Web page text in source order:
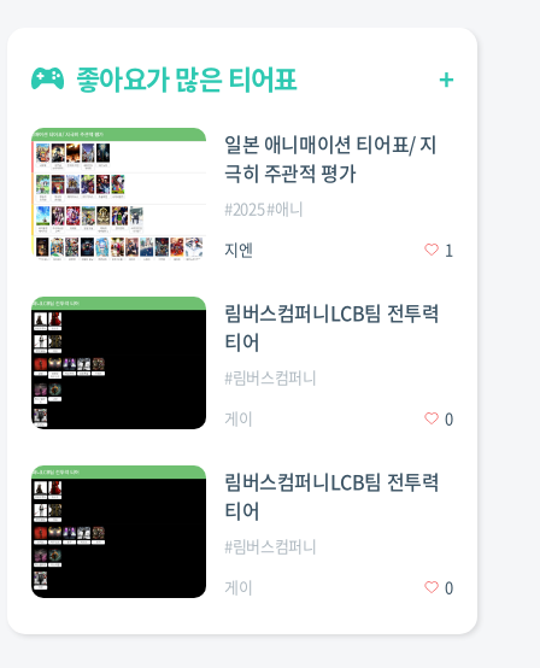
단디즘#히게단
좋아요가 많은 티어표 +
일본 애니매이션 티어표/ 지
극히 주관적 평가
#2025#애니
지엔
1
림버스컴퍼니LCB팀 전투력
티어
#림버스컴퍼니
게이
0
림버스컴퍼니LCB팀 전투력
티어
#림버스컴퍼니
게이
0